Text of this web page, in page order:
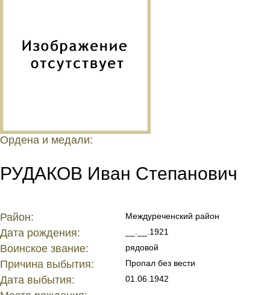
Ордена и медали:
РУДАКОВ Иван Степанович
Район: Междуреченский район
Дата рождения: __.__.1921
Воинское звание: рядовой
Причина выбытия: Пропал без вести
Дата выбытия: 01.06.1942